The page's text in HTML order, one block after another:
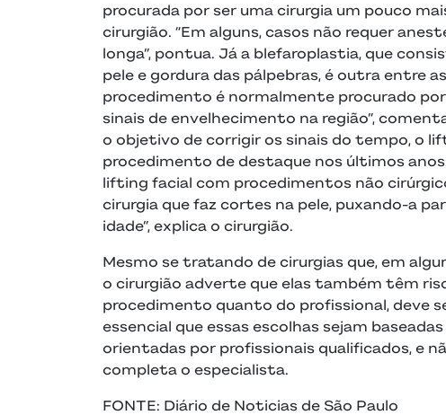
procurada por ser uma cirurgia um pouco
cirurgião. “Em alguns, casos não requer
longa”, pontua. Já a blefaroplastia, que
pele e gordura das pálpebras, é outra entre
procedimento é normalmente procurado
sinais de envelhecimento na região”,
o objetivo de corrigir os sinais do tempo, o
procedimento de destaque nos últimos
lifting facial com procedimentos não
cirurgia que faz cortes na pele, puxando-a
idade”, explica o cirurgião.
Mesmo se tratando de cirurgias que, em
o cirurgião adverte que elas também têm
procedimento quanto do profissional, deve
essencial que essas escolhas sejam
orientadas por profissionais qualificados, e
completa o especialista.
FONTE: Diário de Noticias de São Paulo